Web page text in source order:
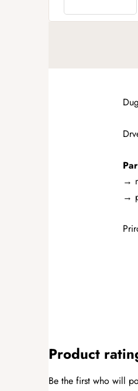
→
→
Product
Be the first who will